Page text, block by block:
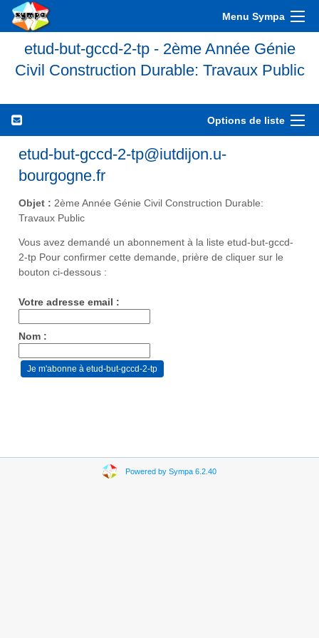
Menu Sympa
etud-but-gccd-2-tp - 2ème Année Génie
Civil Construction Durable: Travaux Public
Options de liste
etud-but-gccd-2-tp@iutdijon.u-
bourgogne.fr
Objet : 2ème Année Génie Civil Construction Durable:
Travaux Public
Vous avez demandé un abonnement à la liste etud-but-gccd-
2-tp Pour confirmer cette demande, prière de cliquer sur le
bouton ci-dessous :
Votre adresse email :
Nom :
Powered by Sympa 6.2.40